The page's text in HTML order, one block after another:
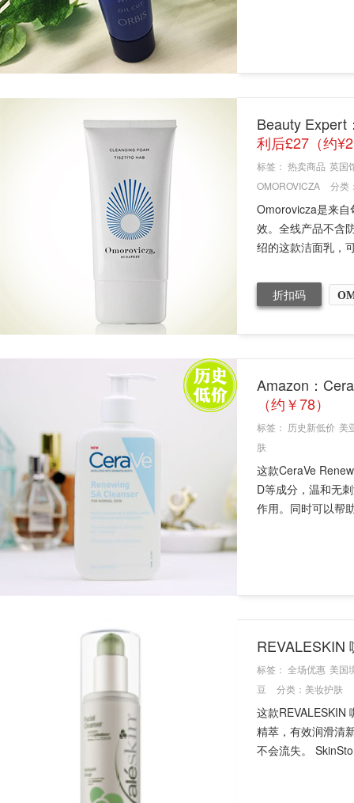
Beauty Expert
利后£27（约
标签： 热卖商品 英国
OMOROVICZA
分类
Omorovicza是来自
效。全线产品不含
绍的这款洁面乳，
折扣码
Amazon：
（约￥78）
标签： 历史新低价 美
肤
这款CeraVe
D等成分，温和无
作用。同时可以帮
REVALESKIN
标签： 全场优惠 美国
豆
分类： 美妆护肤
这款REVALESKIN
精萃，有效润滑清
不会流失。